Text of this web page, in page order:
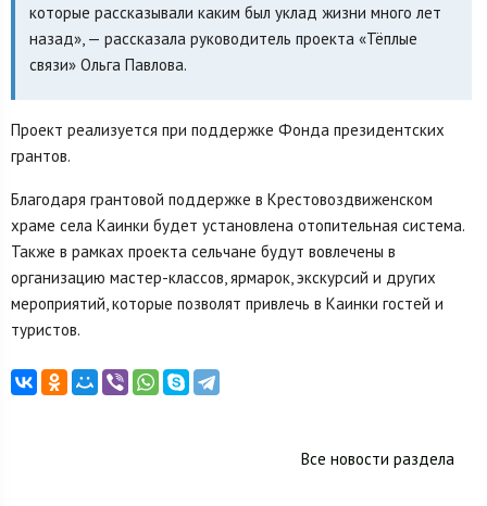
которые рассказывали каким был уклад жизни много лет
назад», — рассказала руководитель проекта «Тёплые
связи» Ольга Павлова.
Проект реализуется при поддержке Фонда президентских
грантов.
Благодаря грантовой поддержке в Крестовоздвиженском
храме села Каинки будет установлена отопительная система.
Также в рамках проекта сельчане будут вовлечены в
организацию мастер-классов, ярмарок, экскурсий и других
мероприятий, которые позволят привлечь в Каинки гостей и
туристов.
Все новости раздела